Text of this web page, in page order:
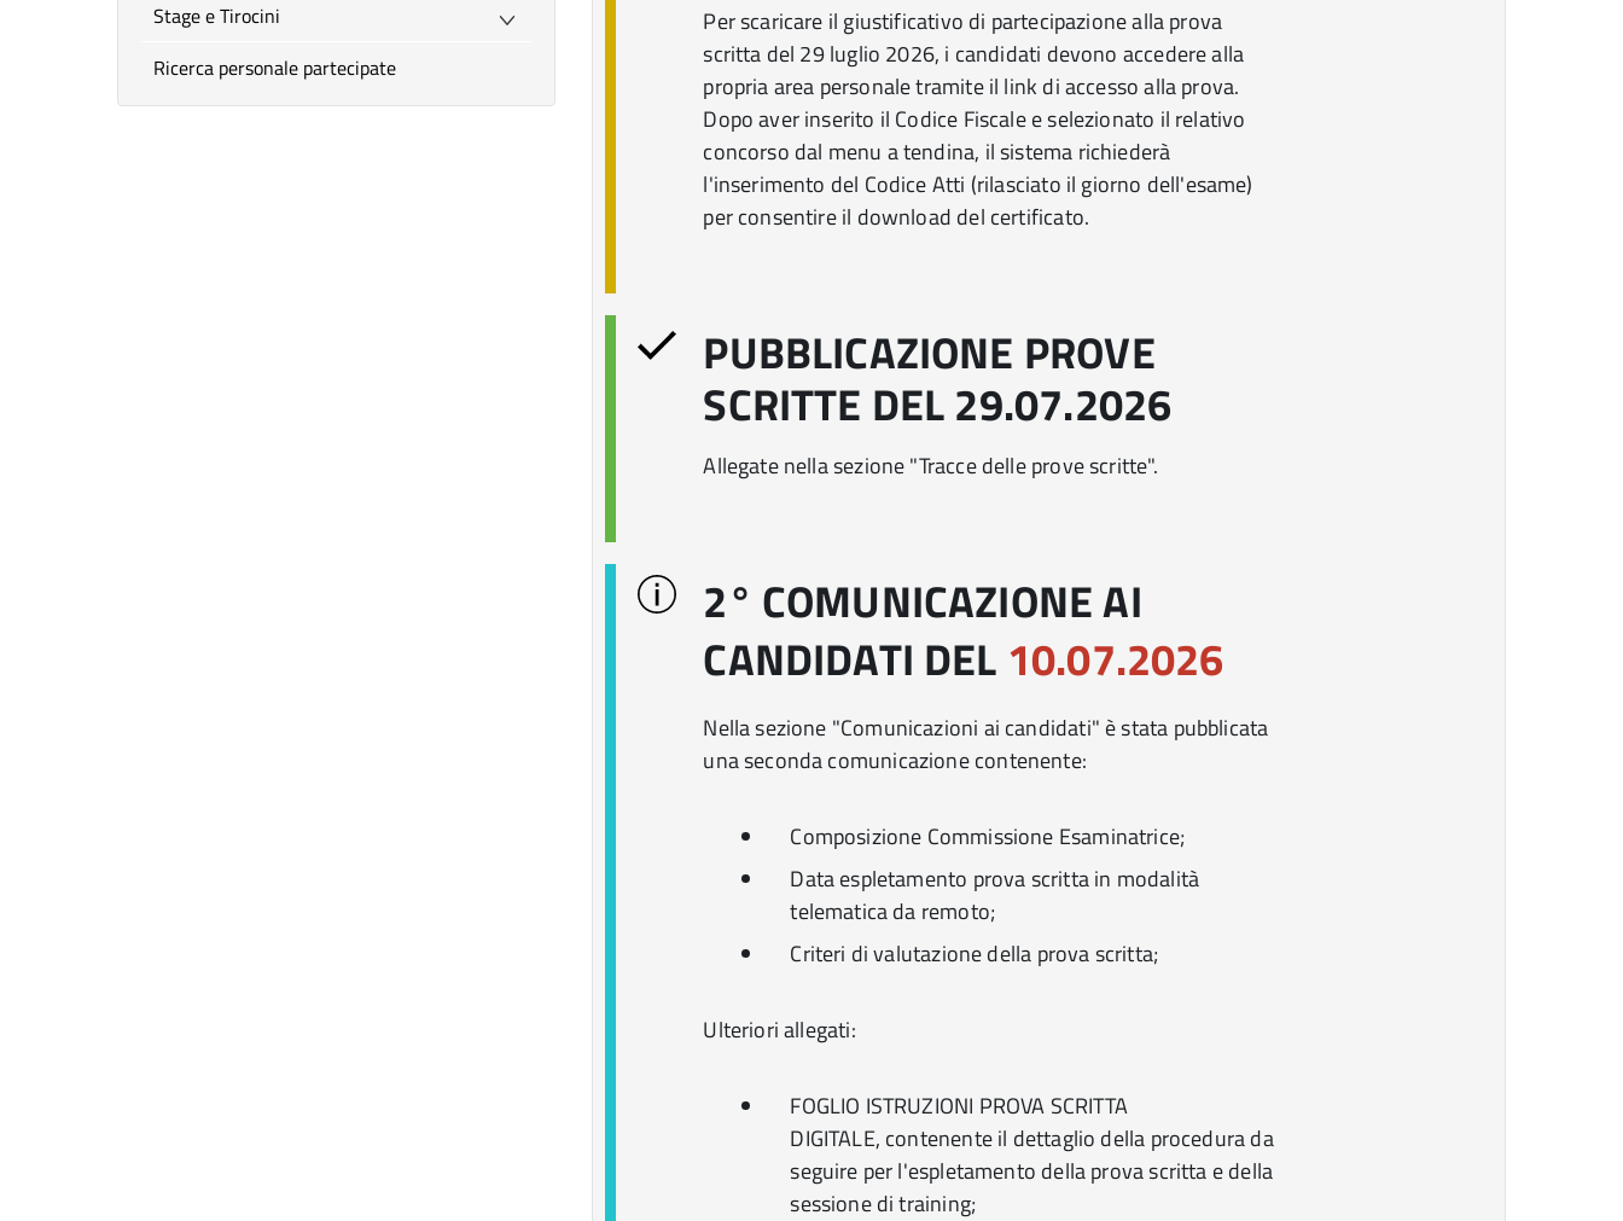
Per scaricare il giustificativo di partecipazione alla prova
scritta del 29 luglio 2026, i candidati devono accedere alla
propria area personale tramite il link di accesso alla prova.
Dopo aver inserito il Codice Fiscale e selezionato il relativo
concorso dal menu a tendina, il sistema richiederà
l'inserimento del Codice Atti (rilasciato il giorno dell'esame)
per consentire il download del certificato.
PUBBLICAZIONE PROVE
SCRITTE DEL 29.07.2026
Allegate nella sezione "Tracce delle prove scritte".
2° COMUNICAZIONE AI
CANDIDATI DEL 10.07.2026
Nella sezione "Comunicazioni ai candidati" è stata pubblicata
una seconda comunicazione contenente:
Composizione Commissione Esaminatrice;
Data espletamento prova scritta in modalità
telematica da remoto;
Criteri di valutazione della prova scritta;
Ulteriori allegati:
FOGLIO ISTRUZIONI PROVA SCRITTA
DIGITALE, contenente il dettaglio della procedura da
seguire per l'espletamento della prova scritta e della
sessione di training;
Stage e Tirocini
Ricerca personale partecipate